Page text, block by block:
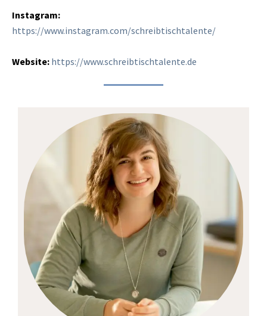
Instagram:
https://www.instagram.com/schreibtischtalente/
Website: https://www.schreibtischtalente.de